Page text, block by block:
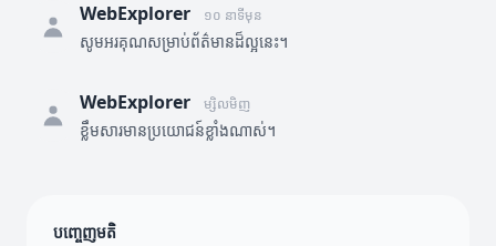
WebExplorer ១០ នាទីមុន
សូមអរគុណសម្រាប់ព័ត៌មានដ៏ល្អនេះ។
WebExplorer ម្សិលមិញ
ខ្លឹមសារមានប្រយោជន៍ខ្លាំងណាស់។
បញ្ចេញមតិ